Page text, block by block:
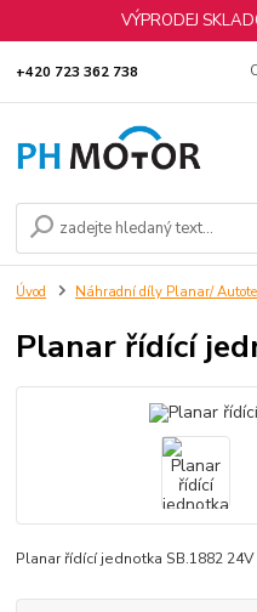
VÝPRODEJ
+420 723 362 738
Úvod Náhradní díly Planar/
Planar řídící
Planar řídící jednotka SB.1882